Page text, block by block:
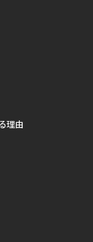
理由